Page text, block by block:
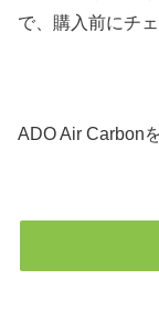
で、購入前にチ
ADO Air Carbon